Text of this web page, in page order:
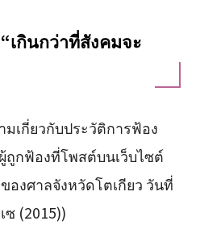
เกินกว่าที่สังคมจะ
เกี่ยวกับประวัติการฟ้อง
ถูกฟ้องที่โพสต์บนเว็บไซต์
งศาลจังหวัดโตเกียว วันที่
ซ (2015))